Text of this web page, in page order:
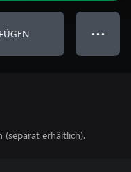
● ● ●
(separat erhältlich).